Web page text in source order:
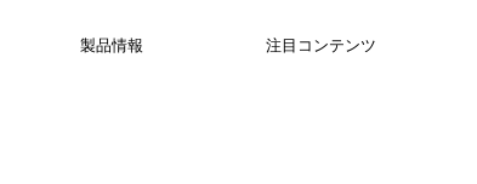
製品情報 注目コンテンツ